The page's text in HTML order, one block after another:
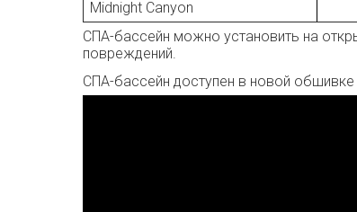
Midnight Canyon
СПА-бассейн можно установить на
повреждений.
СПА-бассейн доступен в новой обшивке